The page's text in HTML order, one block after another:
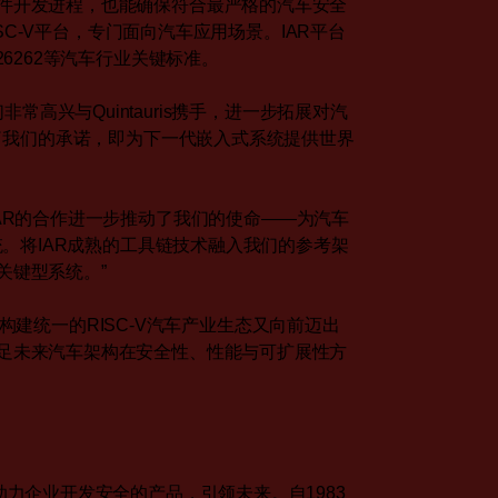
开发进程，也能确保符合最严格的汽车安全
V平台，专门面向汽车应用场景。IAR平台
等汽车行业关键标准。
常高兴与Quintauris携手，进一步拓展对汽
们的承诺，即为下一代嵌入式系统提供世界
的合作进一步推动了我们的使命——为汽车
将IAR成熟的工具链技术融入我们的参考架
键型系统。”
建统一的RISC-V汽车产业生态又向前迈出
未来汽车架构在安全性、性能与可扩展性方
企业开发安全的产品，引领未来。自1983